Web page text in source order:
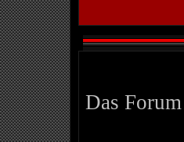
Das